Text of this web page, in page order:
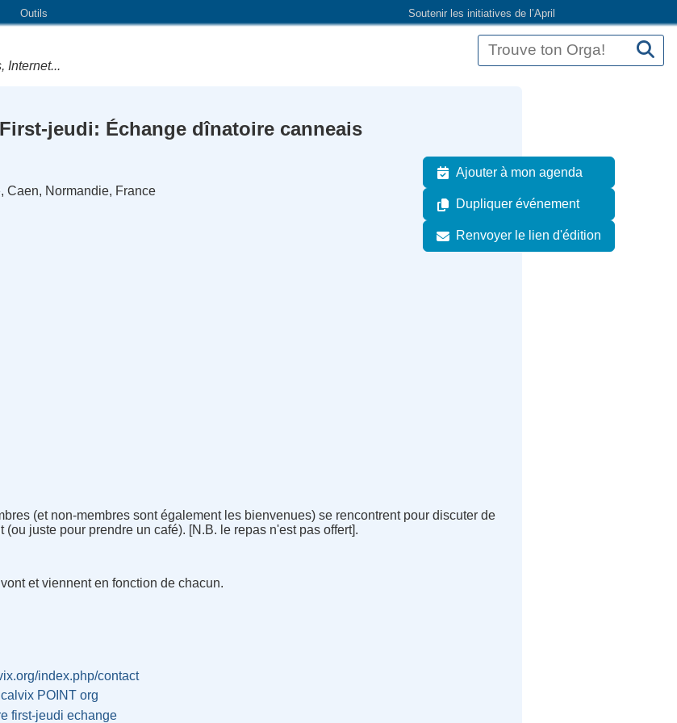
Soutenir les initiatives de l’April
Outils
Internet...
jeudi: Échange dînatoire canneais
Ajouter à mon agenda
Dupliquer événement
Renvoyer le lien d'édition
Caen, Normandie, France
(et non-membres sont également les bienvenues) se rencontrent pour discuter de
juste pour prendre un café). [N.B. le repas n'est pas offert].
et viennent en fonction de chacun.
index.php/contact
POINT org
first-jeudi echange